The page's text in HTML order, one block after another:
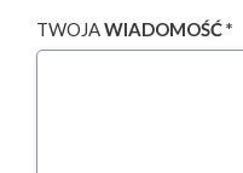
TWOJAWIADOMOŚĆ *